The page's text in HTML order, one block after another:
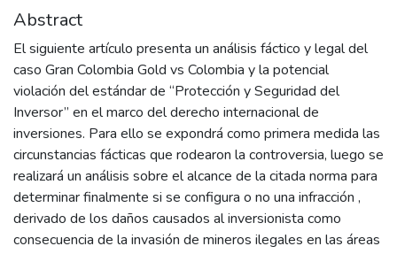
Abstract
El siguiente artículo presenta un análisis fáctico y legal del
caso Gran Colombia Gold vs Colombia y la potencial
violación del estándar de “Protección y Seguridad del
Inversor” en el marco del derecho internacional de
inversiones. Para ello se expondrá como primera medida las
circunstancias fácticas que rodearon la controversia, luego se
realizará un análisis sobre el alcance de la citada norma para
determinar finalmente si se configura o no una infracción ,
derivado de los daños causados al inversionista como
consecuencia de la invasión de mineros ilegales en las áreas